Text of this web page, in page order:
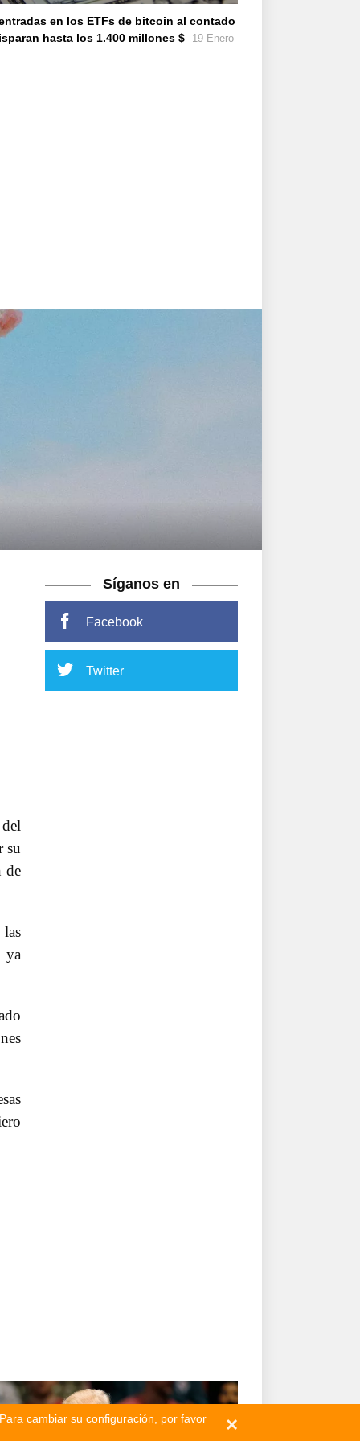
cambiar su configuración, por favor ×
en los ETFs de bitcoin al contado
hasta los 1.400 millones $
19 Enero
su
de
ya
Síganos en
Facebook
Twitter